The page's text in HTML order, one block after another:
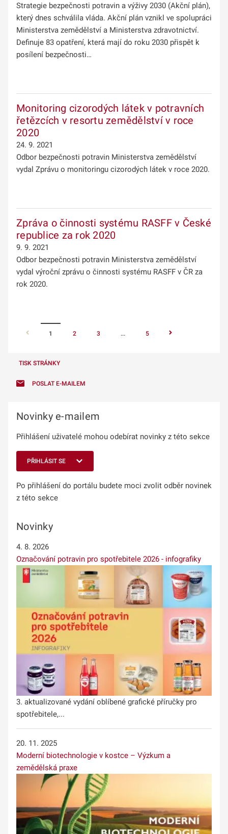
Strategie bezpečnosti potravin a výživy 2030 (Akční plán),
který dnes schválila vláda. Akční plán vznikl ve spolupráci
Ministerstva zemědělství a Ministerstva zdravotnictví.
Definuje 83 opatření, která mají do roku 2030 přispět k
posílení bezpečnosti…
Monitoring cizorodých látek v potravních
řetězcích v resortu zemědělství v roce
2020
24. 9. 2021
Odbor bezpečnosti potravin Ministerstva zemědělství
vydal Zprávu o monitoringu cizorodých látek v roce 2020.
Zpráva o činnosti systému RASFF v České
republice za rok 2020
9. 9. 2021
Odbor bezpečnosti potravin Ministerstva zemědělství
vydal výroční zprávu o činnosti systému RASFF v ČR za
rok 2020.
1 2 3 ... 5
TISK STRÁNKY
POSLAT E-MAILEM
Novinky e-mailem
Přihlášení uživatelé mohou odebírat novinky z této sekce
PŘIHLÁSIT SE
Po přihlášení do portálu budete moci zvolit odběr novinek
z této sekce
Novinky
4. 8. 2026
Označování potravin pro spotřebitele 2026 - infografiky
3. aktualizované vydání oblíbené grafické příručky pro
spotřebitele,...
20. 11. 2025
Moderní biotechnologie v kostce – Výzkum a
zemědělská praxe